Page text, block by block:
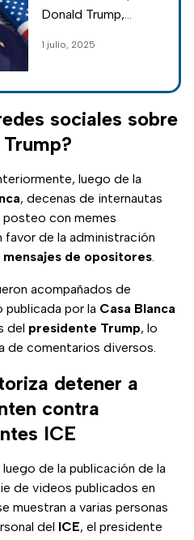
nuevo pase
trabajar en EUA
Donald Trump,
trabajando en un
beneficiará a un
grupo de
mexicanos.
1 julio, 2025
sociales sobre
luego de la
, decenas de internautas
posteo con memes
de la administración
mensajes de opositores.
acompañados de
por la Casa Blanca
del presidente Trump, lo
de comentarios diversos.
detener a
contra
ICE
de la publicación de la
de videos publicados en
muestran a varias personas
del ICE, el presidente